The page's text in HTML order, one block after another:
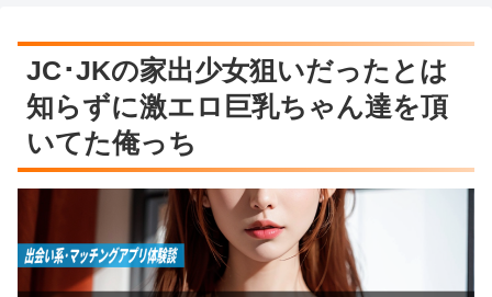
JC･JKの家出少女狙いだったとは
知らずに激エロ巨乳ちゃん達を頂
いてた俺っち